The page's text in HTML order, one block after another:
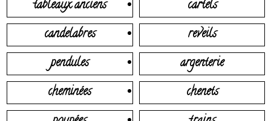
tableaux anciens
cartels
candelabres
reveils
pendules
argenterie
cheminées
chenets